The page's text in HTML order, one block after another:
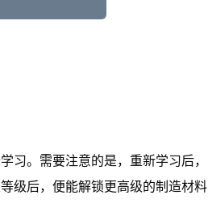
习。需要注意的是，重新学习后，
级后，便能解锁更高级的制造材料